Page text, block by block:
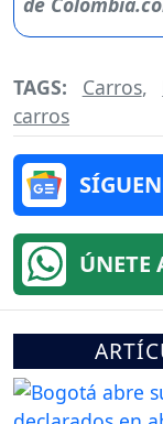
TAGS: Carros,
carros
ÚNETE